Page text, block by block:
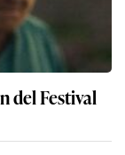
del Festival